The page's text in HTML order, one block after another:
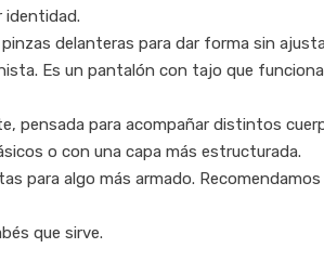
identidad.
delanteras para dar forma sin
Es un pantalón con tajo que funciona
pensada para acompañar distintos
o con una capa más estructurada.
para algo más armado. Recomendamos
que sirve.